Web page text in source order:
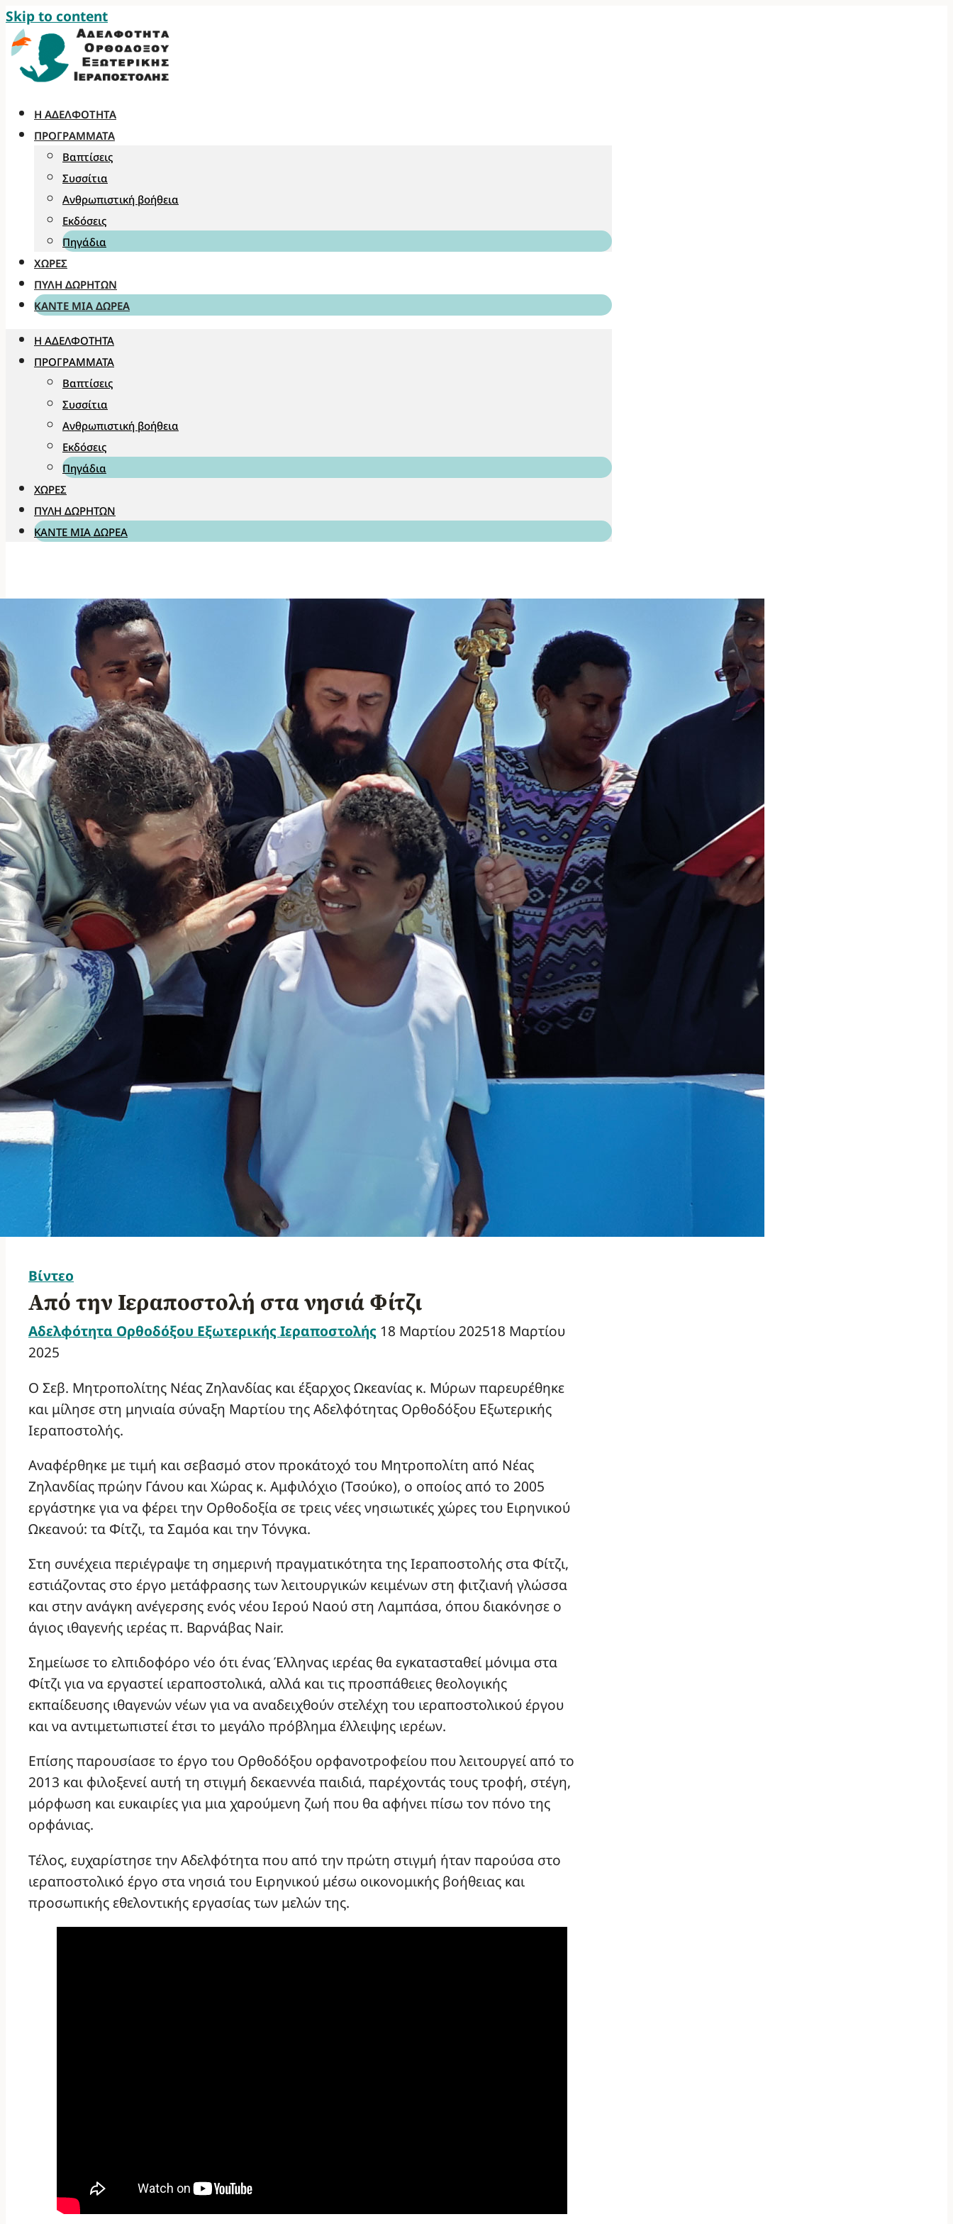
Skip to content
Η ΑΔΕΛΦΌΤΗΤΑ
ΠΡΟΓΡΆΜΜΑΤΑ
Βαπτίσεις
Συσσίτια
Ανθρωπιστική βοήθεια
Εκδόσεις
Πηγάδια
ΧΏΡΕΣ
ΠΎΛΗ ΔΩΡΗΤΏΝ
ΚΆΝΤΕ ΜΊΑ ΔΩΡΕΆ
Η ΑΔΕΛΦΌΤΗΤΑ
ΠΡΟΓΡΆΜΜΑΤΑ
Βαπτίσεις
Συσσίτια
Ανθρωπιστική βοήθεια
Εκδόσεις
Πηγάδια
ΧΏΡΕΣ
ΠΎΛΗ ΔΩΡΗΤΏΝ
ΚΆΝΤΕ ΜΊΑ ΔΩΡΕΆ
Βίντεο
Από την Ιεραποστολή στα νησιά Φίτζι
Αδελφότητα Ορθοδόξου Εξωτερικής Ιεραποστολής 18 Μαρτίου 202518 Μαρτίου
2025
Ο Σεβ. Μητροπολίτης Νέας Ζηλανδίας και έξαρχος Ωκεανίας κ. Μύρων παρευρέθηκε
και μίλησε στη μηνιαία σύναξη Μαρτίου της Αδελφότητας Ορθοδόξου Εξωτερικής
Ιεραποστολής.
Αναφέρθηκε με τιμή και σεβασμό στον προκάτοχό του Μητροπολίτη από Νέας
Ζηλανδίας πρώην Γάνου και Χώρας κ. Αμφιλόχιο (Τσούκο), ο οποίος από το 2005
εργάστηκε για να φέρει την Ορθοδοξία σε τρεις νέες νησιωτικές χώρες του Ειρηνικού
Ωκεανού: τα Φίτζι, τα Σαμόα και την Τόνγκα.
Στη συνέχεια περιέγραψε τη σημερινή πραγματικότητα της Ιεραποστολής στα Φίτζι,
εστιάζοντας στο έργο μετάφρασης των λειτουργικών κειμένων στη φιτζιανή γλώσσα
και στην ανάγκη ανέγερσης ενός νέου Ιερού Ναού στη Λαμπάσα, όπου διακόνησε ο
άγιος ιθαγενής ιερέας π. Βαρνάβας Nair.
Σημείωσε το ελπιδοφόρο νέο ότι ένας Έλληνας ιερέας θα εγκατασταθεί μόνιμα στα
Φίτζι για να εργαστεί ιεραποστολικά, αλλά και τις προσπάθειες θεολογικής
εκπαίδευσης ιθαγενών νέων για να αναδειχθούν στελέχη του ιεραποστολικού έργου
και να αντιμετωπιστεί έτσι το μεγάλο πρόβλημα έλλειψης ιερέων.
Επίσης παρουσίασε το έργο του Ορθοδόξου ορφανοτροφείου που λειτουργεί από το
2013 και φιλοξενεί αυτή τη στιγμή δεκαεννέα παιδιά, παρέχοντάς τους τροφή, στέγη,
μόρφωση και ευκαιρίες για μια χαρούμενη ζωή που θα αφήνει πίσω τον πόνο της
ορφάνιας.
Τέλος, ευχαρίστησε την Αδελφότητα που από την πρώτη στιγμή ήταν παρούσα στο
ιεραποστολικό έργο στα νησιά του Ειρηνικού μέσω οικονομικής βοήθειας και
προσωπικής εθελοντικής εργασίας των μελών της.